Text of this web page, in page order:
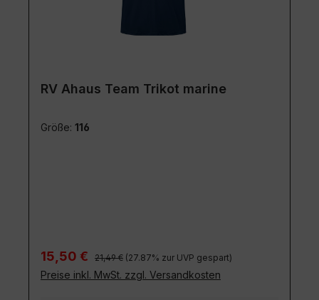
RV Ahaus Team Trikot marine
Größe: 116
Verkaufspreis:
15,50 € Regulärer Preis:
21,49 € (27.87% zur UVP gespart)
Preise inkl. MwSt. zzgl. Versandkosten